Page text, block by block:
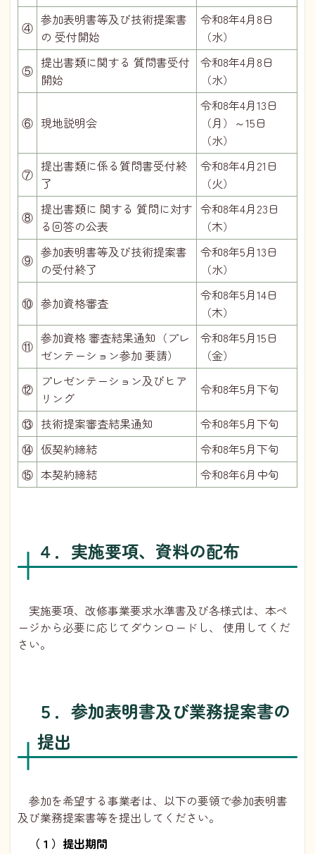
④ 参加表明書等及び技術提案書
の 受付開始
令和8年4月8日
（水）
⑤ 提出書類に関する 質問書受付
開始
令和8年4月8日
（水）
⑥ 現地説明会
令和8年4月13日
（月）～15日
（水）
⑦ 提出書類に係る質問書受付終
了
令和8年4月21日
（火）
⑧ 提出書類に 関する 質問に対す
る回答の公表
令和8年4月23日
（木）
⑨ 参加表明書等及び技術提案書
の受付終了
令和8年5月13日
（水）
⑩ 参加資格審査
令和8年5月14日
（木）
⑪ 参加資格 審査結果通知（プレ
ゼンテーション参加 要請）
令和8年5月15日
（金）
⑫ プレゼンテーション及びヒア
リング
令和8年5月下旬
⑬ 技術提案審査結果通知
令和8年5月下旬
⑭ 仮契約締結
令和8年5月下旬
⑮ 本契約締結 令和8年6月中旬
４．実施要項、資料の配布
実施要項、改修事業要求水準書及び各様式は、本ペ
ージから必要に応じてダウンロードし、 使用してくだ
さい。
５．参加表明書及び業務提案書の
提出
参加を希望する事業者は、以下の要領で参加表明書
及び業務提案書等を提出してください。
（１）提出期間